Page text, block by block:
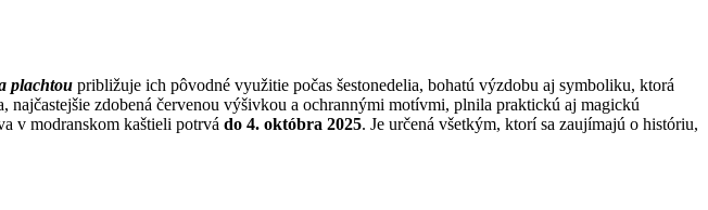
plachtou približuje ich pôvodné využitie počas šestonedelia, bohatú výzdobu aj symboliku, ktorá
zdobená červenou výšivkou a ochrannými motívmi, plnila praktickú aj magickú
v modranskom kaštieli potrvá do 4. októbra 2025. Je určená všetkým, ktorí sa zaujímajú o históriu,